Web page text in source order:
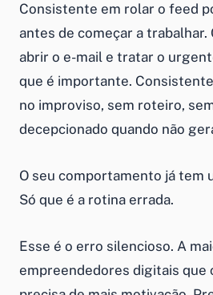
Consistente em rolar o feed
antes de começar a
abrir o e-mail e tratar o
que é importante.
no improviso, sem roteiro,
decepcionado quando não
O seu comportamento já tem
Só que é a rotina errada.
Esse é o erro silencioso. A
empreendedores digitais que